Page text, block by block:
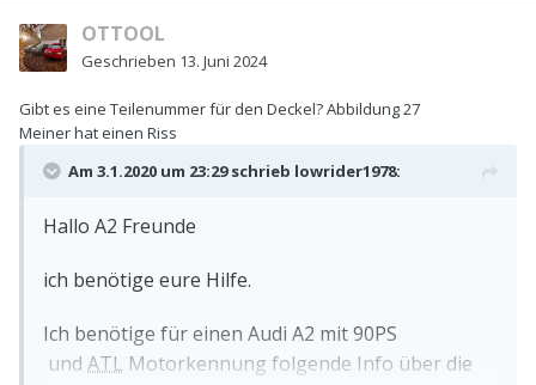
OTTOOL
Geschrieben 13. Juni 2024
Gibt es eine Teilenummer für den Deckel? Abbildung 27
Meiner hat einen Riss
Am 3.1.2020 um 23:29 schrieb lowrider1978:
Hallo A2 Freunde
ich benötige eure Hilfe.
Ich benötige für einen Audi A2 mit 90PS
und ATL Motorkennung folgende Info über die